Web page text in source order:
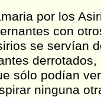
por los
con
se servían
sólo podían
ninguna